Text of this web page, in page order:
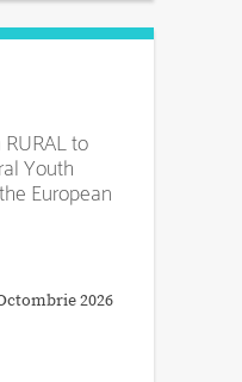
to
Youth
European
2026